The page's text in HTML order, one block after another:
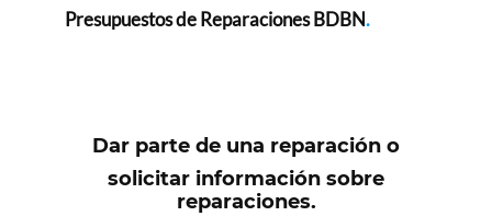
Presupuestos de Reparaciones BDBN.
Dar parte de una reparación o
solicitar información sobre
reparaciones.